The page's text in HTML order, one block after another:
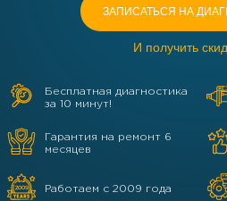
ЗАПИСАТЬСЯ НА
И получить
Бесплатная диагностика
за 10 минут!
Гарантия на ремонт 6
месяцев
Работаем с 2009 года